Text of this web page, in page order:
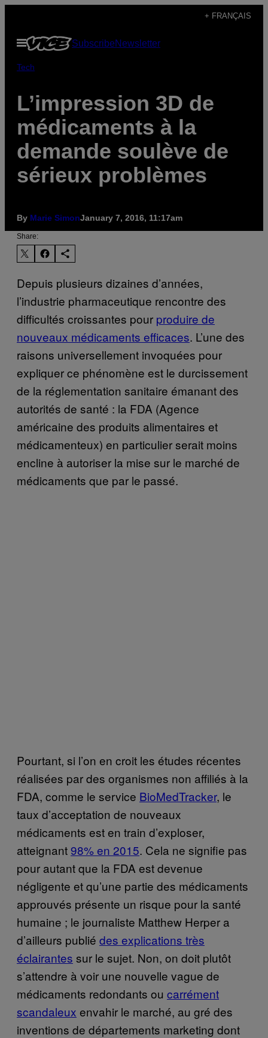
content
+ FRANÇAIS
Open
Menu
SubscribeNewsletter
Tech
L’impression 3D de
médicaments à la
demande soulève de
sérieux problèmes
By Marie SimonJanuary 7, 2016, 11:17am
Share:
Depuis plusieurs dizaines d’années,
l’industrie pharmaceutique rencontre des
difficultés croissantes pour produire de
nouveaux médicaments efficaces. L’une des
raisons universellement invoquées pour
expliquer ce phénomène est le durcissement
de la réglementation sanitaire émanant des
autorités de santé : la FDA (Agence
américaine des produits alimentaires et
médicamenteux) en particulier serait moins
encline à autoriser la mise sur le marché de
médicaments que par le passé.
Pourtant, si l’on en croit les études récentes
réalisées par des organismes non affiliés à la
FDA, comme le service BioMedTracker, le
taux d’acceptation de nouveaux
médicaments est en train d’exploser,
atteignant98% en 2015. Cela ne signifie pas
pour autant que la FDA est devenue
négligente et qu’une partie des médicaments
approuvés présente un risque pour la santé
humaine ; le journaliste Matthew Herper a
d’ailleurs publié des explications très
éclairantes sur le sujet. Non, on doit plutôt
s’attendre à voir une nouvelle vague de
médicaments redondants ou carrément
scandaleux envahir le marché, au gré des
inventions de départements marketing dont